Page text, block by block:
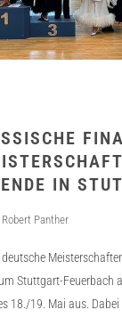
IN
Robert Panther
Stuttgart-Feuerbach
18./19. Mai aus.